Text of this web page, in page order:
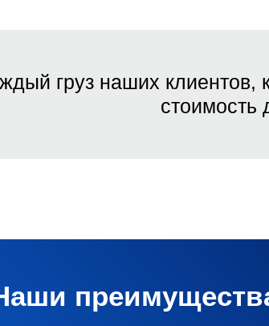
груз наших клиентов,
стоимость